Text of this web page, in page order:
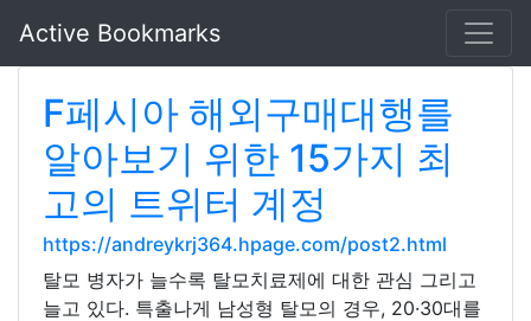
Active Bookmarks
F페시아 해외구매대행를
알아보기 위한 15가지 최
고의 트위터 계정
https://andreykrj364.hpage.com/post2.html
탈모 병자가 늘수록 탈모치료제에 대한 관심 그리고
늘고 있다. 특출나게 남성형 탈모의 경우, 20·30대를